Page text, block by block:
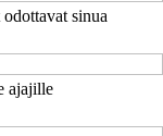
sinua
ajajille